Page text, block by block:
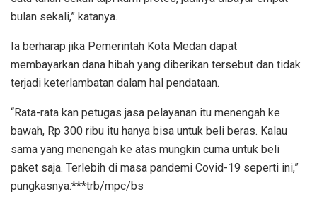
bulan sekali,” katanya.
Ia berharap jika Pemerintah Kota Medan dapat
membayarkan dana hibah yang diberikan tersebut dan tidak
terjadi keterlambatan dalam hal pendataan.
“Rata-rata kan petugas jasa pelayanan itu menengah ke
bawah, Rp 300 ribu itu hanya bisa untuk beli beras. Kalau
sama yang menengah ke atas mungkin cuma untuk beli
paket saja. Terlebih di masa pandemi Covid-19 seperti ini,”
pungkasnya.***trb/mpc/bs